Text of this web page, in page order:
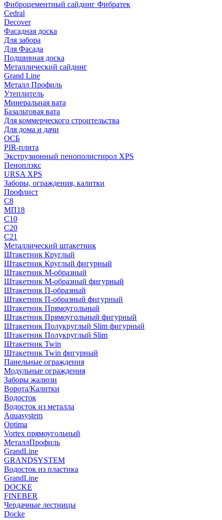
Фиброцементный сайдинг Фибратек
Cedral
Decover
Фасадная доска
Для забора
Для Фасада
Подшивная доска
Металлический сайдинг
Grand Line
Металл Профиль
Утеплитель
Минеральная вата
Базальтовая вата
Для коммерческого строительства
Для дома и дачи
ОСБ
PIR-плита
Экструзионный пенополистирол XPS
Пеноплэкс
URSA XPS
Заборы, ограждения, калитки
Профлист
С8
МП18
С10
С20
С21
Металлический штакетник
Штакетник Круглый
Штакетник Круглый фигурный
Штакетник М-образный
Штакетник М-образный фигурный
Штакетник П-образный
Штакетник П-образный фигурный
Штакетник Прямоугольный
Штакетник Прямоугольный фигурный
Штакетник Полукруглый Slim фигурный
Штакетник Полукруглый Slim
Штакетник Twin
Штакетник Twin фигурный
Панельные ограждения
Модульные ограждения
Заборы жалюзи
Ворота/Калитки
Водосток
Водосток из металла
Aquasystem
Optima
Vortex прямоугольный
МеталлПрофиль
GrandLine
GRANDSYSTEM
Водосток из пластика
GrandLine
DOCKE
FINEBER
Чердачные лестницы
Docke